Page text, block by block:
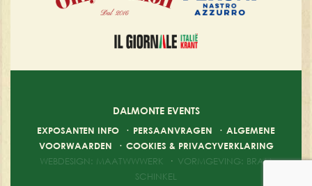
DALMONTE EVENTS
EXPOSANTEN INFO · PERSAANVRAGEN · ALGEMENE
VOORWAARDEN · COOKIES & PRIVACYVERKLARING
WEBDESIGN: MAATWWWERK
· VORMGEVING: BRAM
SCHINKEL